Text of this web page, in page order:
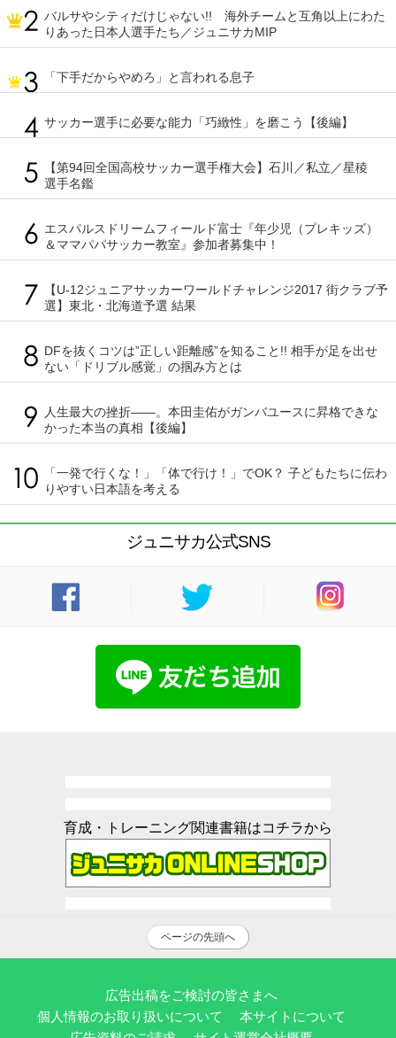
バルサやシティだけじゃない!! 海外チームと互角以上にわた
りあった日本人選手たち／ジュニサカMIP
「下手だからやめろ」と言われる息子
サッカー選手に必要な能力「巧緻性」を磨こう【後編】
【第94回全国高校サッカー選手権大会】石川／私立／星稜
選手名鑑
エスパルスドリームフィールド富士『年少児（プレキッズ）
＆ママパパサッカー教室』参加者募集中！
【U-12ジュニアサッカーワールドチャレンジ2017 街クラブ予
選】東北・北海道予選 結果
DFを抜くコツは”正しい距離感”を知ること!! 相手が足を出せ
ない「ドリブル感覚」の掴み方とは
人生最大の挫折――。本田圭佑がガンバユースに昇格できな
かった本当の真相【後編】
「一発で行くな！」「体で行け！」でOK？ 子どもたちに伝わ
りやすい日本語を考える
ジュニサカ公式SNS
育成・トレーニング関連書籍はコチラから
ページの先頭へ
広告出稿をご検討の皆さまへ
個人情報のお取り扱いについて
本サイトについて